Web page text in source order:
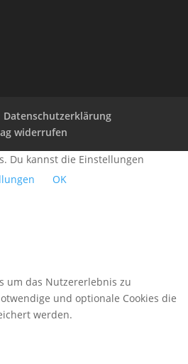
Datenschutzerklärung
widerrufen
Du kannst die Einstellungen
OK
um das Nutzererlebnis zu
und optionale Cookies die
werden.